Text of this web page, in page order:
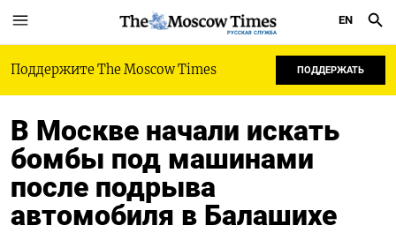
РУССКАЯ СЛУЖБА
EN
Поддержите The Moscow Times ПОДДЕРЖАТЬ
В Москве начали искать
бомбы под машинами
после подрыва
автомобиля в Балашихе